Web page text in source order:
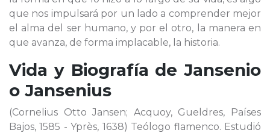
que nos impulsará por un lado a comprender mejor
el alma del ser humano, y por el otro, la manera en
que avanza, de forma implacable, la historia.
Vida y Biografía de Jansenio
o Jansenius
(Cornelius Otto Jansen; Acquoy, Gueldres, Países
Bajos, 1585 - Yprès, 1638) Teólogo flamenco. Estudió